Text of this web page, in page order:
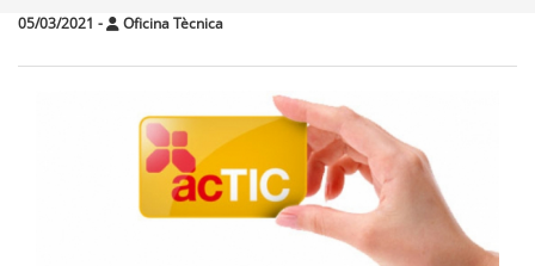
05/03/2021 - Oficina Tècnica